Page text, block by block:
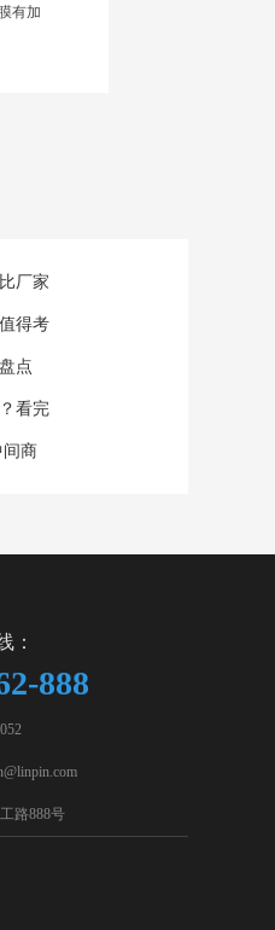
有加
厂家
得考
点
看完
间商
：
888
路888号